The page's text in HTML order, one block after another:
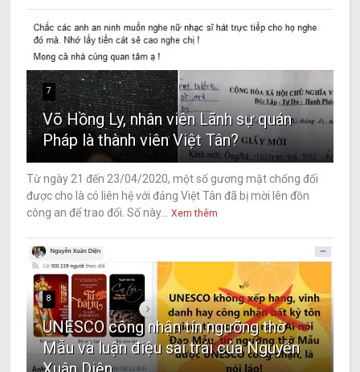
7
Võ Hồng Ly, nhân viên Lãnh sự quán
Pháp là thành viên Việt Tân?
Từ ngày 21 đến 23/04/2020, một số gương mặt chống đối
được cho là có liên hệ với đảng Việt Tân đã bị mời lên đồn
công an để trao đổi. Số này...
Xem thêm
8
UNESCO công nhận tín ngưỡng thờ
Mẫu và luận điệu sai trái của Nguyễn